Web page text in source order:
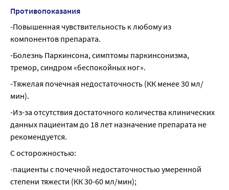
Противопоказания
-Повышенная чувствительность к любому из
компонентов препарата.
-Болезнь Паркинсона, симптомы паркинсонизма,
тремор, синдром «беспокойных ног».
-Тяжелая почечная недостаточность (КК менее 30 мл/
мин).
-Из-за отсутствия достаточного количества клинических
данных пациентам до 18 лет назначение препарата не
рекомендуется.
С осторожностью:
-пациенты с почечной недостаточностью умеренной
степени тяжести (КК 30-60 мл/мин);